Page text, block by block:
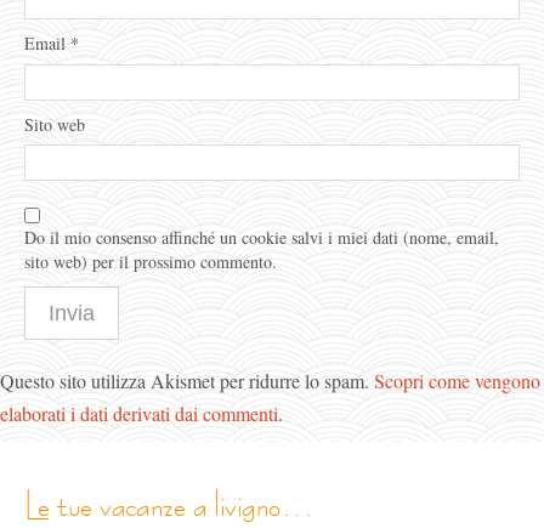
Email *
Sito web
Do il mio consenso affinché un cookie salvi i miei dati (nome, email,
sito web) per il prossimo commento.
Questo sito utilizza Akismet per ridurre lo spam. Scopri come vengono
elaborati i dati derivati dai commenti.
le tue vacanze a livigno…